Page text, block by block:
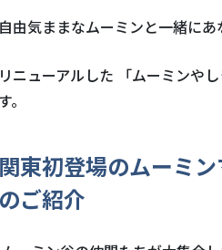
自由気ままなムーミンと一緒に
リニューアルした 「ムーミンや
す。
関東初登場のムーミ
のご紹介